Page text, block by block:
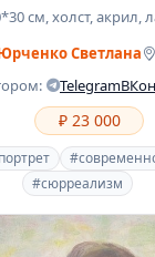
см, холст, акрил,
#сюрреализм
Светлана
Telegram
₽ 23 000